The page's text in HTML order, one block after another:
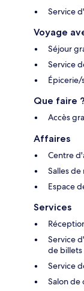
Service
Voyage
Séjour
Service
Que faire ?
Accès
Affaires
Centre
Salles
Espace
Services
Service
de billets
Service
Salon de